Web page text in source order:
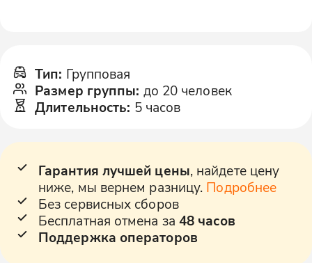
Тип: Групповая
Размер группы: до 20 человек
Длительность: 5 часов
Гарантия лучшей цены, найдете цену
ниже, мы вернем разницу. Подробнее
Без сервисных сборов
Бесплатная отмена за 48 часов
Поддержка операторов